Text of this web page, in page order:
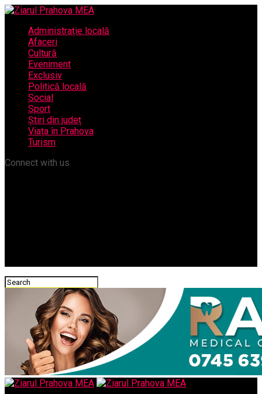
Administrație locală
Afaceri
Cultură
Eveniment
Exclusiv
Politică locală
Social
Sport
Știri din județ
Viața în Prahova
Turism
Connect with us